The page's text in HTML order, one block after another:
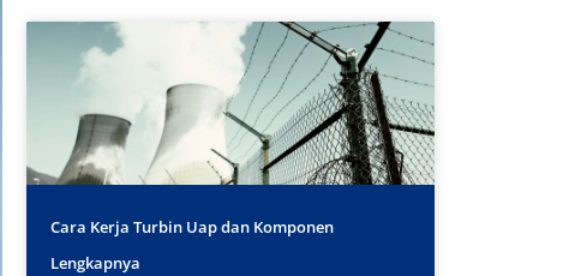
Cara Kerja Turbin Uap dan Komponen
Lengkapnya